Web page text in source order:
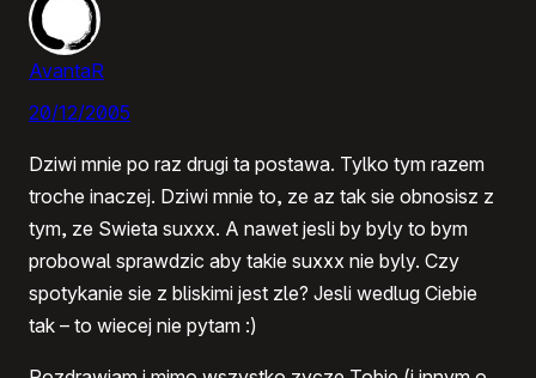
AvantaR
20/12/2005
Dziwi mnie po raz drugi ta postawa. Tylko tym razem
troche inaczej. Dziwi mnie to, ze az tak sie obnosisz z
tym, ze Swieta suxxx. A nawet jesli by byly to bym
probowal sprawdzic aby takie suxxx nie byly. Czy
spotykanie sie z bliskimi jest zle? Jesli wedlug Ciebie
tak – to wiecej nie pytam :)